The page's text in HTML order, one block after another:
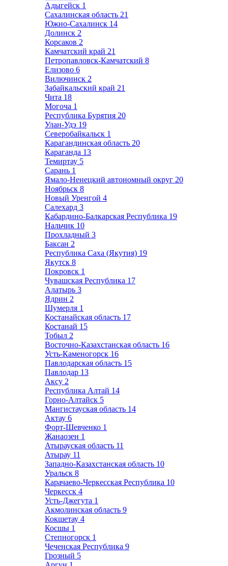
Адыгейск 1
Сахалинская область 21
Южно-Сахалинск 14
Долинск 2
Корсаков 2
Камчатский край 21
Петропавловск-Камчатский 8
Елизово 6
Вилючинск 2
Забайкальский край 21
Чита 18
Могоча 1
Республика Бурятия 20
Улан-Удэ 19
Северобайкальск 1
Карагандинская область 20
Караганда 13
Темиртау 5
Сарань 1
Ямало-Ненецкий автономный округ 20
Ноябрьск 8
Новый Уренгой 4
Салехард 3
Кабардино-Балкарская Республика 19
Нальчик 10
Прохладный 3
Баксан 2
Республика Саха (Якутия) 19
Якутск 8
Покровск 1
Чувашская Республика 17
Алатырь 3
Ядрин 2
Шумерля 1
Костанайская область 17
Костанай 15
Тобыл 2
Восточно-Казахстанская область 16
Усть-Каменогорск 16
Павлодарская область 15
Павлодар 13
Аксу 2
Республика Алтай 14
Горно-Алтайск 5
Мангистауская область 14
Актау 6
Форт-Шевченко 1
Жанаозен 1
Атырауская область 11
Атырау 11
Западно-Казахстанская область 10
Уральск 8
Карачаево-Черкесская Республика 10
Черкесск 4
Усть-Джегута 1
Акмолинская область 9
Кокшетау 4
Косшы 1
Степногорск 1
Чеченская Республика 9
Грозный 5